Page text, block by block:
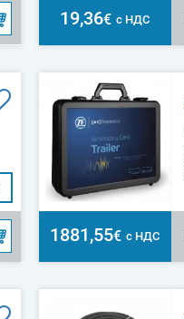
19,36€ с НДС
1881,55€ с НДС